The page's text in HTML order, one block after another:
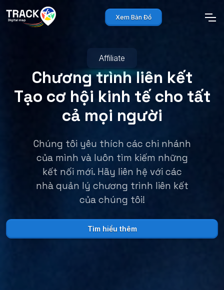
Xem Bản Đồ
Affiliate
Chương trình liên kết
Tạo cơ hội kinh tế cho tất
cả mọi người
Chúng tôi yêu thích các chi nhánh
của mình và luôn tìm kiếm những
kết nối mới. Hãy liên hệ với các
nhà quản lý chương trình liên kết
của chúng tôi!
Tìm hiểu thêm